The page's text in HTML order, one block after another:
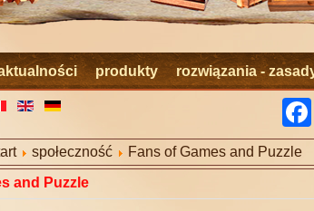
produkty rozwiązania -
społeczność
Fans of Games and Puzzle
and Puzzle